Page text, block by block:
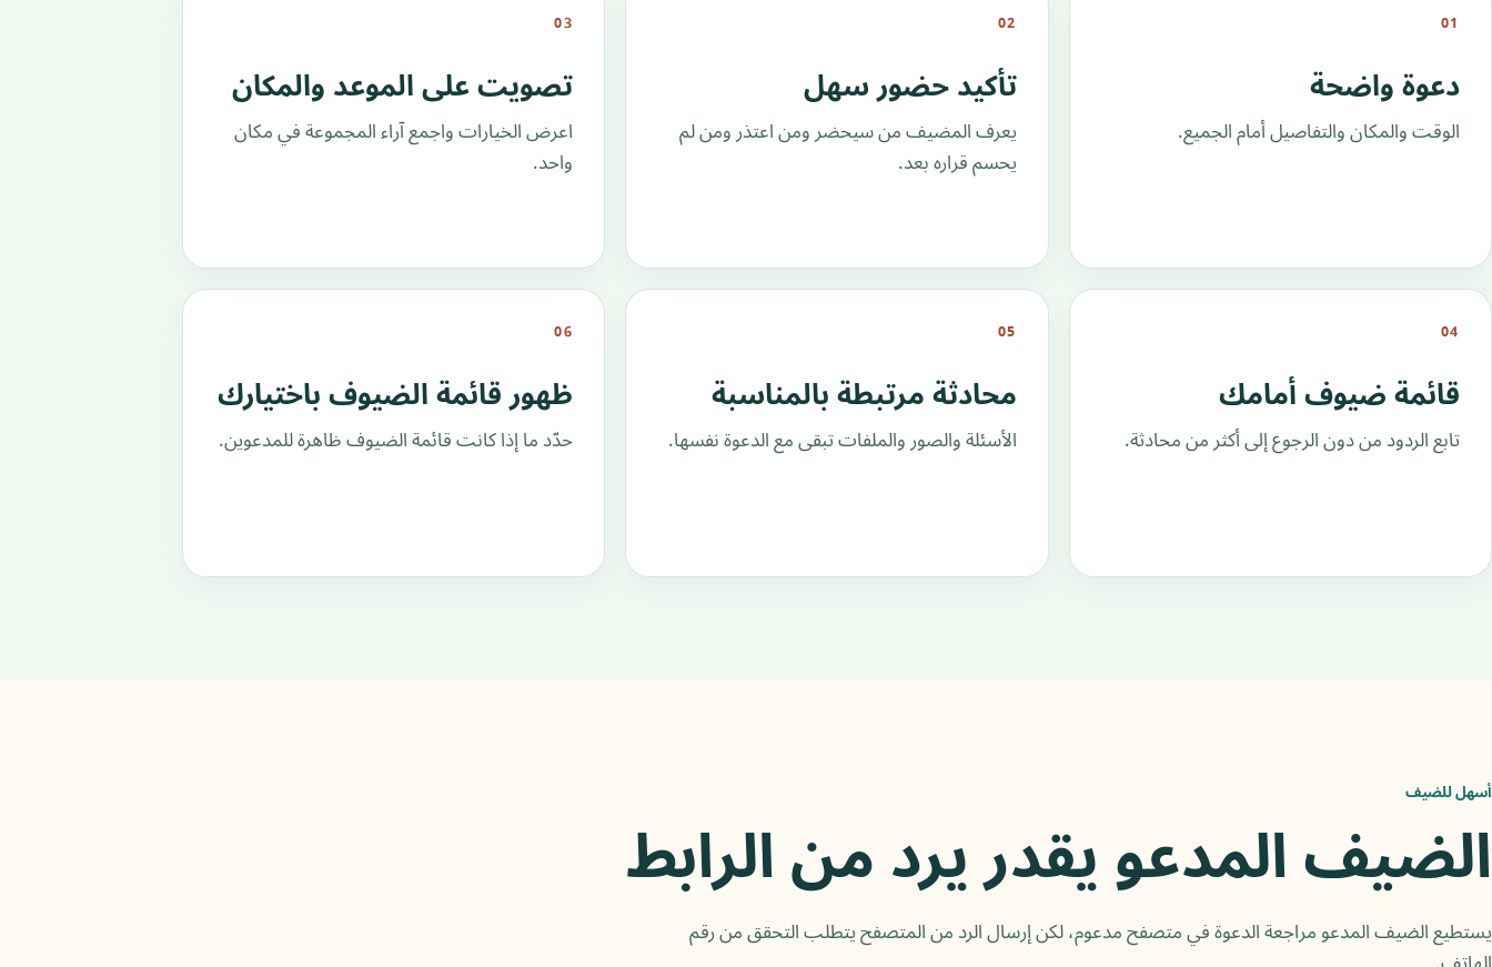
01
دعوة واضحة
الوقت والمكان والتفاصيل أمام الجميع.
02
تأكيد حضور سهل
يعرف المضيف من سيحضر ومن اعتذر ومن لم
يحسم قراره بعد.
03
تصويت على الموعد والمكان
اعرض الخيارات واجمع آراء المجموعة في مكان
واحد.
04
قائمة ضيوف أمامك
تابع الردود من دون الرجوع إلى أكثر من محادثة.
05
محادثة مرتبطة بالمناسبة
الأسئلة والصور والملفات تبقى مع الدعوة نفسها.
06
ظهور قائمة الضيوف باختيارك
حدّد ما إذا كانت قائمة الضيوف ظاهرة للمدعوين.
أسهل للضيف
الضيف المدعو يقدر يرد من الرابط
يستطيع الضيف المدعو مراجعة الدعوة في متصفح مدعوم، لكن إرسال الرد من المتصفح يتطلب التحقق من رقم